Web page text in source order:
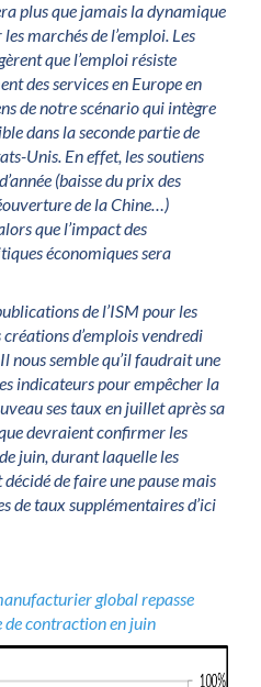
plus que jamais la dynamique
marchés de l’emploi. Les
que l’emploi résiste
des services en Europe en
de notre scénario qui intègre
dans la seconde partie de
Unis. En effet, les soutiens
(baisse du prix des
de la Chine…)
que l’impact des
économiques sera
de l’ISM pour les
d’emplois vendredi
nous semble qu’il faudrait une
indicateurs pour empêcher la
ses taux en juillet après sa
devraient confirmer les
juin, durant laquelle les
de faire une pause mais
de taux supplémentaires d’ici
global repasse
de contraction en juin